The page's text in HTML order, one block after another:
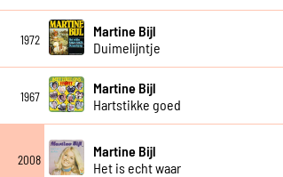
1972
Martine Bijl
Duimelijntje
1967
Martine Bijl
Hartstikke goed
2008
Martine Bijl
Het is echt waar